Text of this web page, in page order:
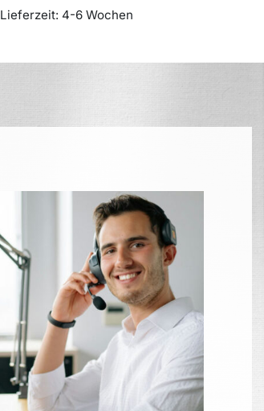
Lieferzeit: 4-6 Wochen